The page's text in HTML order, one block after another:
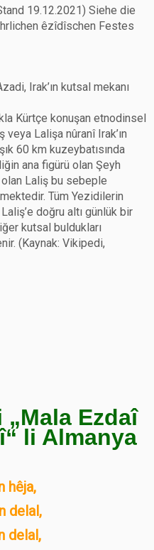
19.12.2021) Siehe die
êzîdîschen Festes
Irak’ın kutsal mekanı
Kürtçe konuşan etnodinsel
Lalişa nûranî Irak’ın
60 km kuzeybatısında
ana figürü olan Şeyh
olan Laliş bu sebeple
Tüm Yezidilerin
doğru altı günlük bir
kutsal buldukları
(Kaynak: Vikipedi,
„Mala Ezdaî
li Almanya
hêja,
delal,
delal,